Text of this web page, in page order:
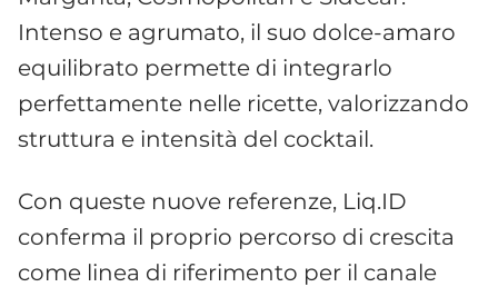
Intenso e agrumato, il suo dolce-amaro
equilibrato permette di integrarlo
perfettamente nelle ricette, valorizzando
struttura e intensità del cocktail.
Con queste nuove referenze, Liq.ID
conferma il proprio percorso di crescita
come linea di riferimento per il canale